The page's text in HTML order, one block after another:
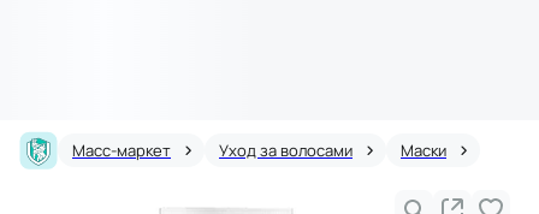
Масс-маркет Уход за волосами Маски